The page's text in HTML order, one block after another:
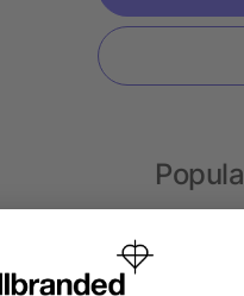
Stylos métal